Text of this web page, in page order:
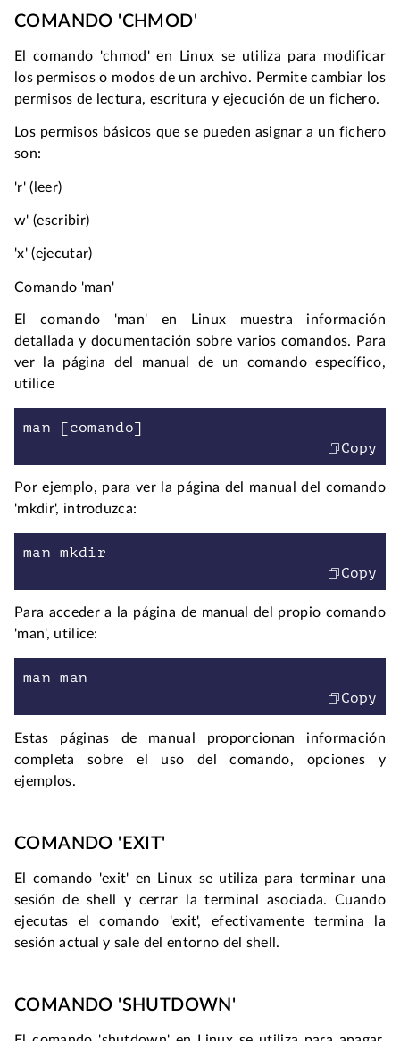
COMANDO 'CHMOD'
El comando 'chmod' en Linux se utiliza para modificar
los permisos o modos de un archivo. Permite cambiar los
permisos de lectura, escritura y ejecución de un fichero.
Los permisos básicos que se pueden asignar a un fichero
son:
'r' (leer)
w' (escribir)
'x' (ejecutar)
Comando 'man'
El comando 'man' en Linux muestra información
detallada y documentación sobre varios comandos. Para
ver la página del manual de un comando específico,
utilice
man [comando]
Copy
Por ejemplo, para ver la página del manual del comando
'mkdir', introduzca:
man mkdir
Copy
Para acceder a la página de manual del propio comando
'man', utilice:
man man
Copy
Estas páginas de manual proporcionan información
completa sobre el uso del comando, opciones y
ejemplos.
COMANDO 'EXIT'
El comando 'exit' en Linux se utiliza para terminar una
sesión de shell y cerrar la terminal asociada. Cuando
ejecutas el comando 'exit', efectivamente termina la
sesión actual y sale del entorno del shell.
COMANDO 'SHUTDOWN'